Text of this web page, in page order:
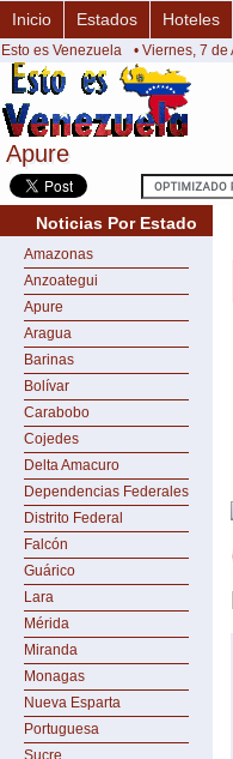
Apure
Apure
Inicio Estados Hoteles
Esto es Venezuela • Viernes, 7
Noticias Por Estado
Amazonas
Anzoategui
Apure
Aragua
Barinas
Bolívar
Carabobo
Cojedes
Delta Amacuro
Dependencias Federales
Distrito Federal
Falcón
Guárico
Lara
Mérida
Miranda
Monagas
Nueva Esparta
Portuguesa
Sucre